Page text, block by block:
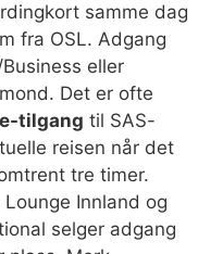
samme dag
fra OSL. Adgang
eller
Det er ofte
tilgang til SAS-
reisen når det
tre timer.
Lounge Innland og
selger adgang